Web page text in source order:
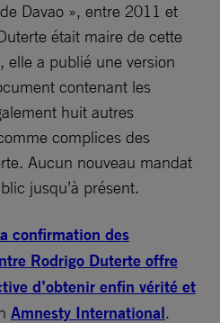
Davao », entre 2011 et
était maire de cette
elle a publié une version
contenant les
huit autres
complices des
Aucun nouveau mandat
jusqu’à présent.
confirmation des
Rodrigo Duterte offre
d’obtenir enfin vérité et
Amnesty International.